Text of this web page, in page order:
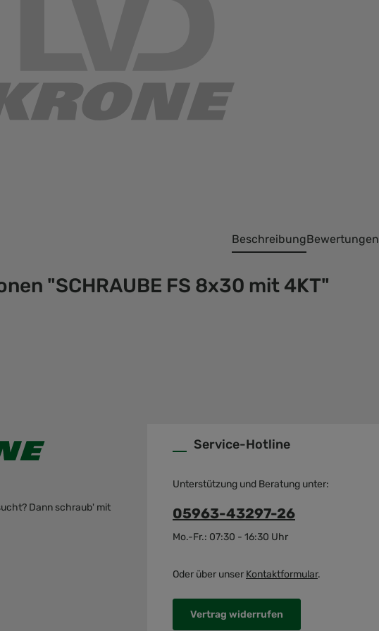
BeschreibungBewertungen
"SCHRAUBE FS 8x30 mit 4KT"
Dann schraub' mit
Service-Hotline
Unterstützung und Beratung unter:
05963-43297-26
Mo.-Fr.: 07:30 - 16:30 Uhr
Oder über unser Kontaktformular.
Vertrag widerrufen